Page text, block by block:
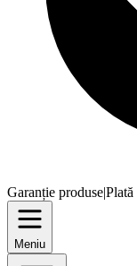
Garanție produse|Plată
Meniu